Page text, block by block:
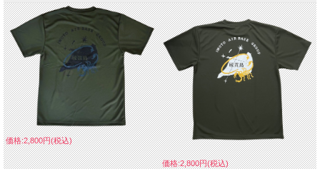
価格:2,800円(税込)
価格:2,800円(税込)